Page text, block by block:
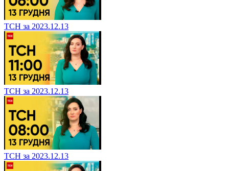
ТСН за 2023.12.13
ТСН за 2023.12.13
ТСН за 2023.12.13